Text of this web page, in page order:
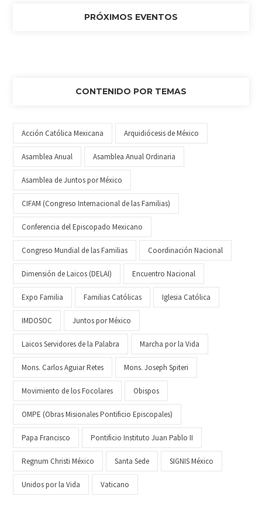
PRÓXIMOS EVENTOS
CONTENIDO POR TEMAS
Acción Católica Mexicana Arquidiócesis de México
Asamblea Anual Asamblea Anual Ordinaria
Asamblea de Juntos por México
CIFAM (Congreso Internacional de las Familias)
Conferencia del Episcopado Mexicano
Congreso Mundial de las Familias Coordinación Nacional
Dimensión de Laicos (DELAI) Encuentro Nacional
Expo Familia Familias Católicas Iglesia Católica
IMDOSOC Juntos por México
Laicos Servidores de la Palabra Marcha por la Vida
Mons. Carlos Aguiar Retes Mons. Joseph Spiteri
Movimiento de los Focolares Obispos
OMPE (Obras Misionales Pontificio Episcopales)
Papa Francisco Pontificio Instituto Juan Pablo II
Regnum Christi México Santa Sede SIGNIS México
Unidos por la Vida Vaticano